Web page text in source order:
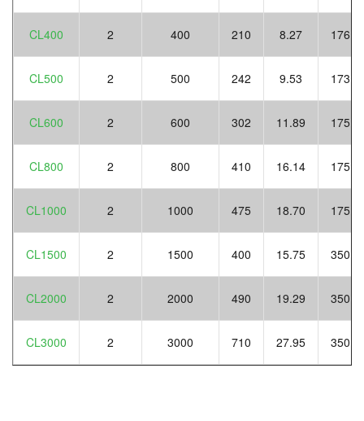
CL400 2 400 210 8.27 176
CL500 2 500 242 9.53 173
CL600 2 600 302 11.89 175
CL800 2 800 410 16.14 175
CL1000 2 1000 475 18.70 175
CL1500 2 1500 400 15.75 350
CL2000 2 2000 490 19.29 350
CL3000 2 3000 710 27.95 350